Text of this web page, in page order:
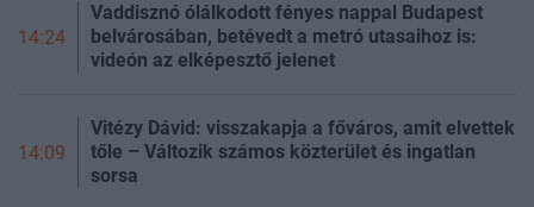
14:24
Vaddisznó ólálkodott fényes nappal Budapest
belvárosában, betévedt a metró utasaihoz is:
videón az elképesztő jelenet
14:09
Vitézy Dávid: visszakapja a főváros, amit elvettek
tőle – Változik számos közterület és ingatlan
sorsa